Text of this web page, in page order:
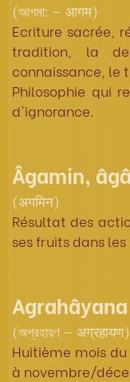
(আগমা: — आगम)
Ecriture sacrée,
tradition, la
connaissance, le
Philosophie qui
d'ignorance.
Âgamin,
(अगमिन)
Résultat des
ses fruits dans
Agrahâyana
(অগ্রহায়ণ — अग्रहायण)
Huitième mois
à novembre/